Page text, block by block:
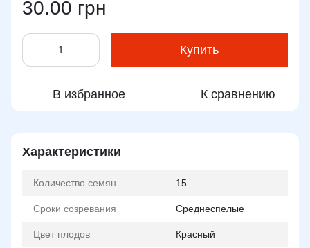
30.00 грн
Купить
В избранное К сравнению
Характеристики
Количество семян 15
Сроки созревания Среднеспелые
Цвет плодов Красный